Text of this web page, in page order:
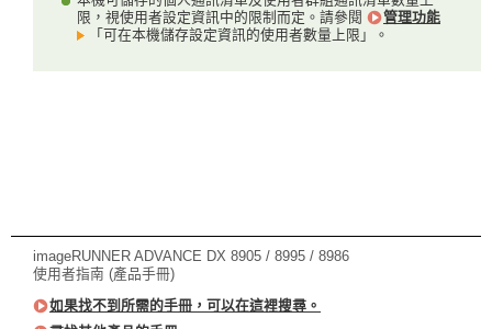
限，視使用者設定資訊中的限制而定。請參閱
管理功能
「可在本機儲存設定資訊的使用者數量上限」。
imageRUNNER ADVANCE DX 8905 / 8995 / 8986
使用者指南 (產品手冊)
如果找不到所需的手冊，可以在這裡搜尋。